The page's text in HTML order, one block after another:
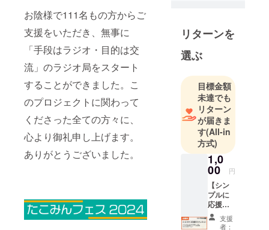
お陰様で111名もの方からご
支援をいただき、無事に
「手段はラジオ・目的は交
流」のラジオ局をスタート
することができました。こ
のプロジェクトに関わって
くださった全ての方々に、
心より御礼申し上げます。
ありがとうございました。
歴】
フィリピン
青森県田子
1996-2005
岩手県盛岡
2005-2016
東京都内各
2016-2022
千葉県八千
代市
リターンを
選ぶ
目標金額
未達でも
リターン
が届きま
す(All-in
方式)
1,0
00 円
【シン
プルに
応援】
・たこ
みん応
支援
者：